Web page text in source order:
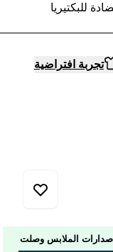
للبكتيريا
تجربة افتراضية
الملابس وصلت